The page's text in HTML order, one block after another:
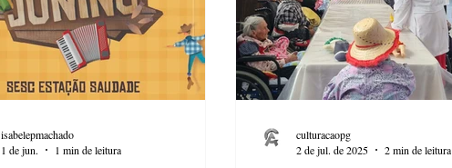
isabelepmachado
1 de jun.
1 min de leitura
culturacaopg
2 de jul. de 2025
2 min de leitura